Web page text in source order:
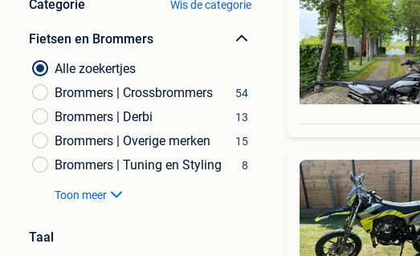
Categorie Wis de categorie
Fietsen en Brommers
Alle zoekertjes
Brommers | Crossbrommers
54
Brommers | Derbi 13
Brommers | Overige merken 15
Brommers | Tuning en Styling 8
Toon meer
Taal